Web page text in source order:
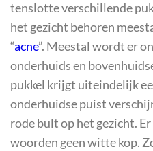
tenslotte verschillende
het gezicht behoren
“acne”. Meestal wordt er
onderhuids en
pukkel krijgt uiteindelijk
onderhuidse puist
rode bult op het gezicht.
woorden geen witte kop.